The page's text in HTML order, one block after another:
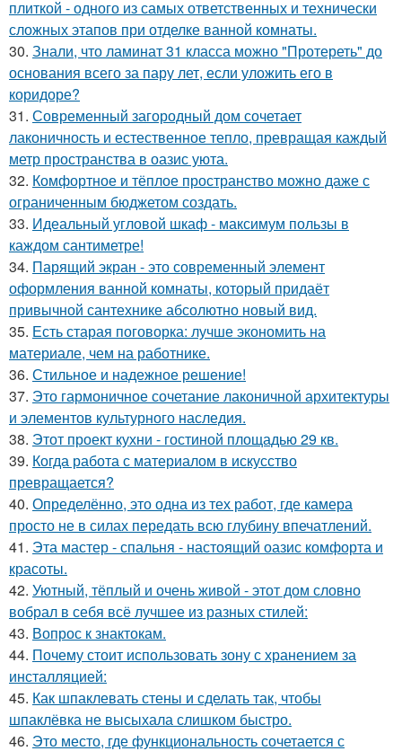
плиткой - одного из самых ответственных и технически
сложных этапов при отделке ванной комнаты.
30. Знали, что ламинат 31 класса можно "Протереть" до
основания всего за пару лет, если уложить его в
коридоре?
31. Современный загородный дом сочетает
лаконичность и естественное тепло, превращая каждый
метр пространства в оазис уюта.
32. Комфортное и тёплое пространство можно даже с
ограниченным бюджетом создать.
33. Идеальный угловой шкаф - максимум пользы в
каждом сантиметре!
34. Парящий экран - это современный элемент
оформления ванной комнаты, который придаёт
привычной сантехнике абсолютно новый вид.
35. Есть старая поговорка: лучше экономить на
материале, чем на работнике.
36. Стильное и надежное решение!
37. Это гармоничное сочетание лаконичной архитектуры
и элементов культурного наследия.
38. Этот проект кухни - гостиной площадью 29 кв.
39. Когда работа с материалом в искусство
превращается?
40. Определённо, это одна из тех работ, где камера
просто не в силах передать всю глубину впечатлений.
41. Эта мастер - спальня - настоящий оазис комфорта и
красоты.
42. Уютный, тёплый и очень живой - этот дом словно
вобрал в себя всё лучшее из разных стилей:
43. Вопрос к знактокам.
44. Почему стоит использовать зону с хранением за
инсталляцией:
45. Как шпаклевать стены и сделать так, чтобы
шпаклёвка не высыхала слишком быстро.
46. Это место, где функциональность сочетается с